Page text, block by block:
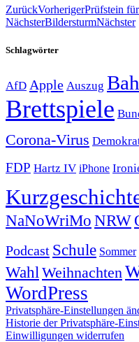
ZurückVorherigerPrüfstein
NächsterBildersturmNächster
Schlagwörter
AfD Apple Auszug
Brettspiele
Corona-Virus
FDP Hartz IV iPhone
NaNoWriMo NRW
Podcast Schule Sommer
Wahl Weihnachten
WordPress
Privatsphäre-Einstellungen
Historie der Privatsphäre-
Einwilligungen widerrufen